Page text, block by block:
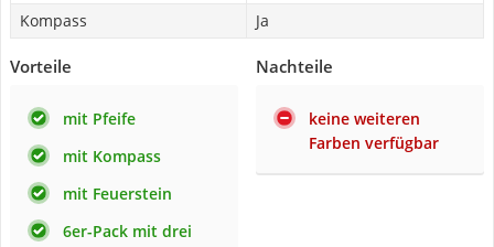
Kompass
Ja
Vorteile
mit Pfeife
mit Kompass
mit Feuerstein
6er-Pack mit drei
Nachteile
keine weiteren
Farben verfügbar